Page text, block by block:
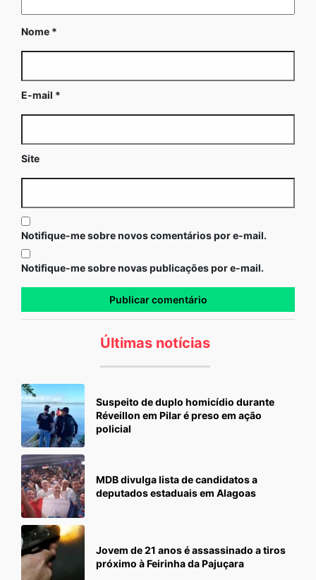
Nome *
E-mail *
Site
Notifique-me sobre novos comentários por e-mail.
Notifique-me sobre novas publicações por e-mail.
Últimas notícias
Suspeito de duplo homicídio durante
Réveillon em Pilar é preso em ação
policial
MDB divulga lista de candidatos a
deputados estaduais em Alagoas
Jovem de 21 anos é assassinado a tiros
próximo à Feirinha da Pajuçara